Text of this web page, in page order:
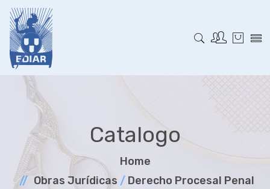
Catalogo
Home
Obras Jurí­dicas / Derecho Procesal Penal